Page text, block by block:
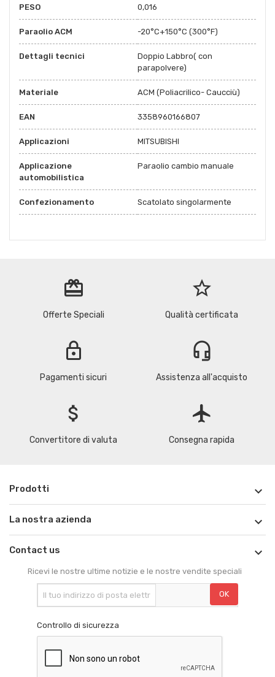
PESO 0,016
Paraolio ACM -20°C+150°C (300°F)
Dettagli tecnici
Doppio Labbro( con
parapolvere)
Materiale ACM (Poliacrilico- Caucciù)
EAN 3358960166807
Applicazioni MITSUBISHI
Applicazione
automobilistica
Paraolio cambio manuale
Confezionamento Scatolato singolarmente
redeem
Offerte Speciali
star_border
Qualità certificata
lock
Pagamenti sicuri
headset_mic
Assistenza all'acquisto
attach_money
Convertitore di valuta
flight
Consegna rapida
Prodotti 
La nostra azienda 
Contact us 
Ricevi le nostre ultime notizie e le nostre vendite speciali
Controllo di sicurezza